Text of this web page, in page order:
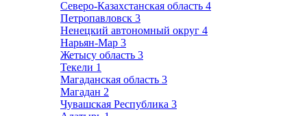
Северо-Казахстанская область 4
Петропавловск 3
Ненецкий автономный округ 4
Нарьян-Мар 3
Жетысу область 3
Текели 1
Магаданская область 3
Магадан 2
Чувашская Республика 3